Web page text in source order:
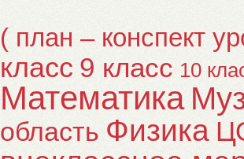
( план – конспект
класс 9 класс 10
Математика
область Физика